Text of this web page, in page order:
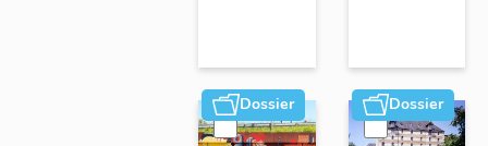
Dossier Dossier